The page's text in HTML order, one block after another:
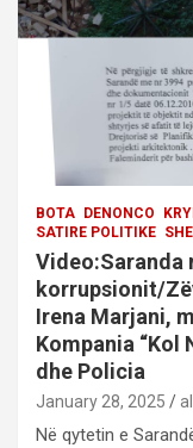
o
n
BOTA DENONCO
SATIRE POLITIKE
Video:Saranda
korrupsionit/
Irena Marjani,
Kompania “Kol
dhe Policia
January 28, 2025
Në qytetin e